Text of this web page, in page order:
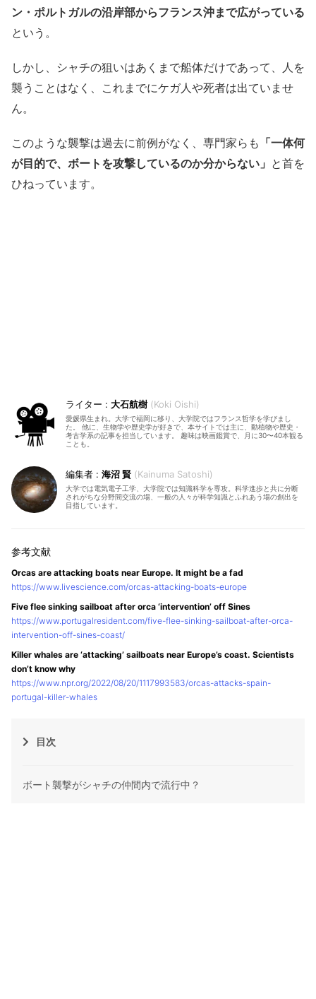
ン・ポルトガルの沿岸部からフランス沖まで広がっている
という。
しかし、シャチの狙いはあくまで船体だけであって、人を
襲うことはなく、これまでにケガ人や死者は出ていませ
ん。
このような襲撃は過去に前例がなく、専門家らも 「一体何
が目的で、ボートを攻撃しているのか分からない」 と首を
ひねっています。
大石航樹 Koki Oishi
愛媛県生まれ。大学で福岡に移り、大学院ではフランス哲学を学びまし
た。 他に、生物学や歴史学が好きで、本サイトでは主に、動植物や歴史・
考古学系の記事を担当しています。 趣味は映画鑑賞で、月に30〜40本観る
ことも。
海沼 賢 Kainuma Satoshi
大学では電気電子工学、大学院では知識科学を専攻。科学進歩と共に分断
されがちな分野間交流の場、一般の人々が科学知識とふれあう場の創出を
目指しています。
Orcas are attacking boats near Europe. It might be a fad
https://www.livescience.com/orcas-attacking-boats-europe
Five flee sinking sailboat after orca ‘intervention’ off Sines
https://www.portugalresident.com/five-flee-sinking-sailboat-after-orca-
intervention-off-sines-coast/
Killer whales are ‘attacking’ sailboats near Europe’s coast. Scientists
don’t know why
https://www.npr.org/2022/08/20/1117993583/orcas-attacks-spain-
portugal-killer-whales
目次
ボート襲撃がシャチの仲間内で流行中？